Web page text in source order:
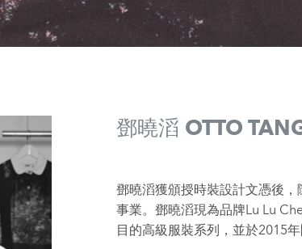
鄧曉滔 OTTO
鄧曉滔獲頒授時裝設計文憑後
事業。鄧曉滔現為品牌Lu Lu
目的高級服裝系列，並於2015